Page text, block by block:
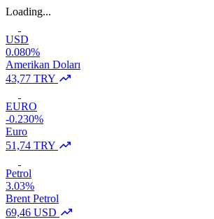
Loading...
USD
0.080%
Amerikan Doları
43,77 TRY
EURO
-0.230%
Euro
51,74 TRY
Petrol
3.03%
Brent Petrol
69,46 USD